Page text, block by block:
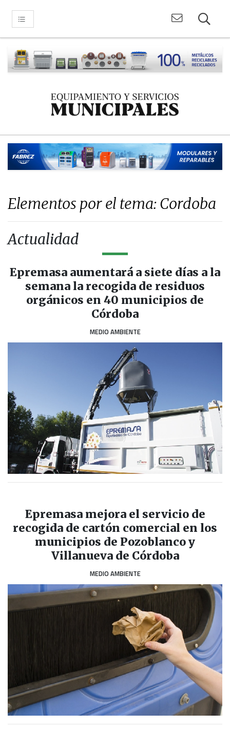
Elementos por el tema: Cordoba
Actualidad
Epremasa aumentará a siete días a la
semana la recogida de residuos
orgánicos en 40 municipios de
Córdoba
MEDIO AMBIENTE
Epremasa mejora el servicio de
recogida de cartón comercial en los
municipios de Pozoblanco y
Villanueva de Córdoba
MEDIO AMBIENTE